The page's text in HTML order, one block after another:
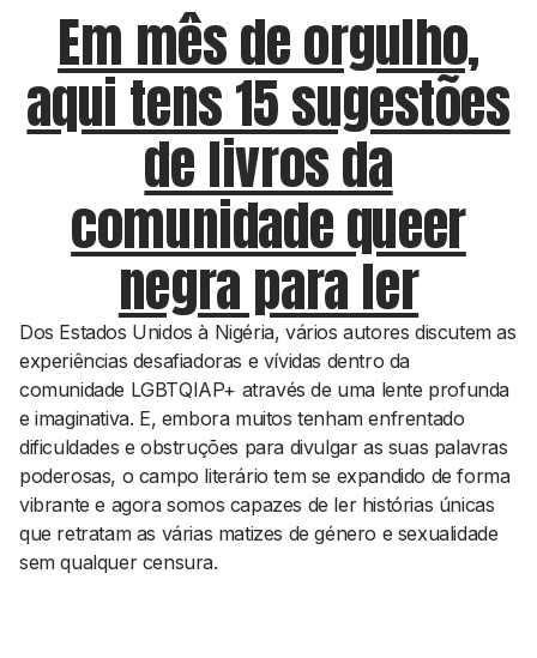
Em mês de orgulho,
aqui tens 15 sugestões
de livros da
comunidade queer
negra para ler
Dos Estados Unidos à Nigéria, vários autores discutem as
experiências desafiadoras e vívidas dentro da
comunidade LGBTQIAP+ através de uma lente profunda
e imaginativa. E, embora muitos tenham enfrentado
dificuldades e obstruções para divulgar as suas palavras
poderosas, o campo literário tem se expandido de forma
vibrante e agora somos capazes de ler histórias únicas
que retratam as várias matizes de género e sexualidade
sem qualquer censura.